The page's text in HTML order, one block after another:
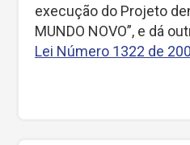
execução do Projeto
MUNDO NOVO”, e dá
Lei Número 1322 de